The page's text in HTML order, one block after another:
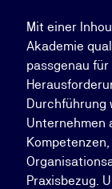
Mit einer
Akademie
passgenau
Durchführung
Unternehmen
Praxisbezug.